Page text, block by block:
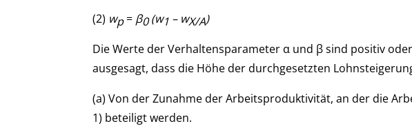
(2) wp= β0(w1 – wX/A)
Die Werte der Verhaltensparameter α und β sind positiv
ausgesagt, dass die Höhe der durchgesetzten
(a) Von der Zunahme der Arbeitsproduktivität, an der die
1) beteiligt werden.